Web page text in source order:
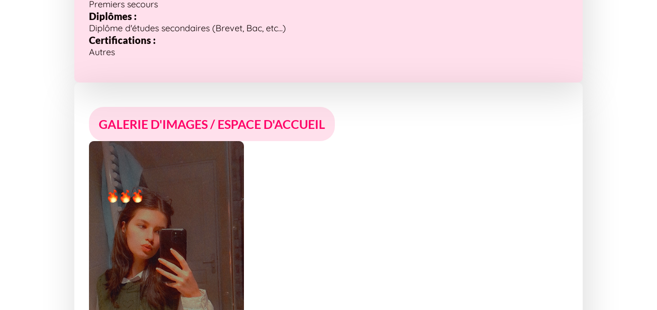
Premiers secours
Diplômes :
Diplôme d'études secondaires (Brevet, Bac, etc...)
Certifications :
Autres
GALERIE D'IMAGES / ESPACE D'ACCUEIL